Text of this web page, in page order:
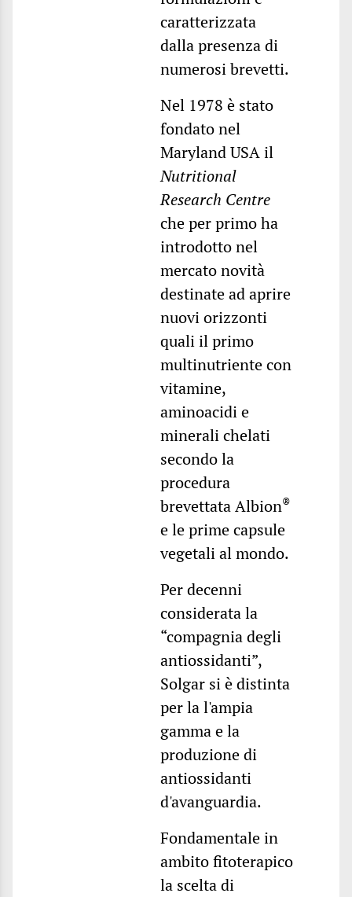
caratterizzata
dalla presenza di
numerosi brevetti.
Nel 1978 è stato
fondato nel
Maryland USA il
Nutritional
Research Centre
che per primo ha
introdotto nel
mercato novità
destinate ad aprire
nuovi orizzonti
quali il primo
multinutriente con
vitamine,
aminoacidi e
minerali chelati
secondo la
procedura
brevettata Albion®
e le prime capsule
vegetali al mondo.
Per decenni
considerata la
“compagnia degli
antiossidanti”,
Solgar si è distinta
per la l'ampia
gamma e la
produzione di
antiossidanti
d'avanguardia.
Fondamentale in
ambito fitoterapico
la scelta di